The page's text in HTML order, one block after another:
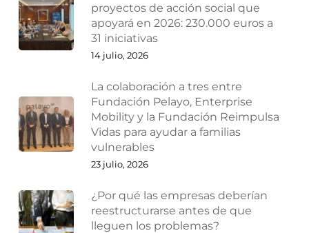
proyectos de acción social que
apoyará en 2026: 230.000 euros a
31 iniciativas
14 julio, 2026
La colaboración a tres entre
Fundación Pelayo, Enterprise
Mobility y la Fundación Reimpulsa
Vidas para ayudar a familias
vulnerables
23 julio, 2026
¿Por qué las empresas deberían
reestructurarse antes de que
lleguen los problemas?